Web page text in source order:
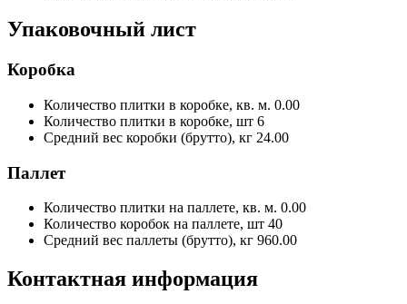
Упаковочный лист
Коробка
Количество плитки в коробке, кв. м. 0.00
Количество плитки в коробке, шт 6
Средний вес коробки (брутто), кг 24.00
Паллет
Количество плитки на паллете, кв. м. 0.00
Количество коробок на паллете, шт 40
Средний вес паллеты (брутто), кг 960.00
Контактная информация